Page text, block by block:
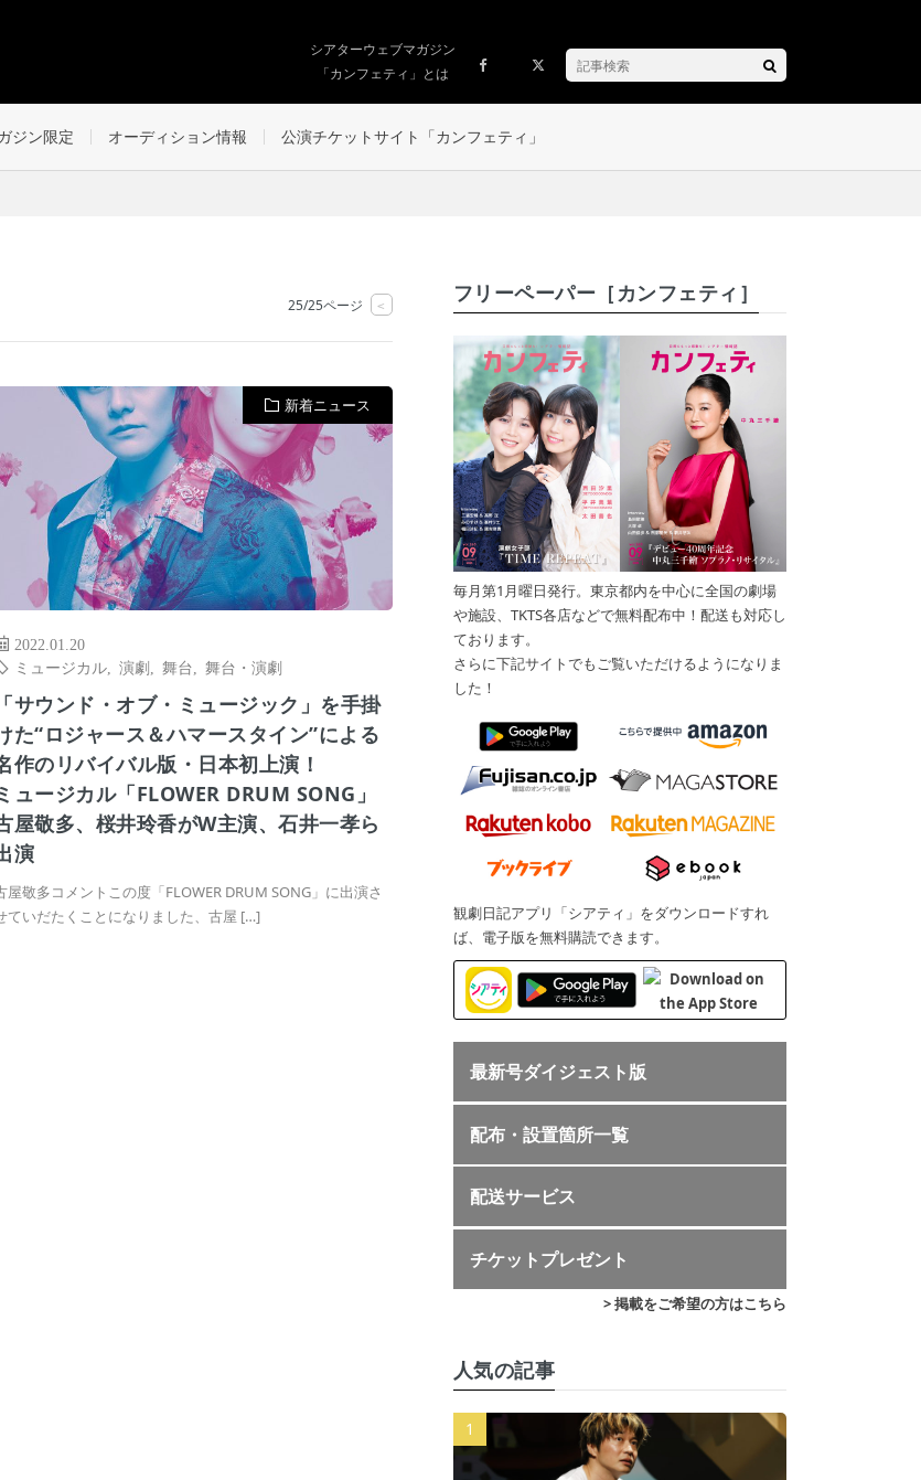
シアターウェブマガジン
「カンフェティ」とは
ジン限定 オーディション情報 公演チケットサイト「カンフェティ」
25/25ページ <
新着ニュース
2022.01.20
ミュージカル ,演劇 ,舞台 ,舞台・演劇
「サウンド・オブ・ミュージック」を手掛
た“ロジャース＆ハマースタイン”による
作のリバイバル版・日本初上演！
ュージカル「FLOWER DRUM SONG」
屋敬多、桜井玲香がW主演、石井一孝ら
演
屋敬多コメントこの度「FLOWER DRUM SONG」に出演さ
ていだたくことになりました、古屋 […]
フリーペーパー［カンフェティ］
毎月第1月曜日発行。東京都内を中心に全国の劇場
や施設、TKTS各店などで無料配布中！配送も対応し
ております。
さらに下記サイトでもご覧いただけるようになりま
した！
観劇日記アプリ「シアティ」をダウンロードすれ
ば、電子版を無料購読できます。
最新号ダイジェスト版
配布・設置箇所一覧
配送サービス
チケットプレゼント
> 掲載をご希望の方はこちら
人気の記事